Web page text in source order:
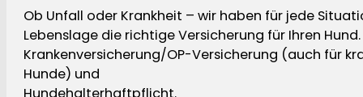
Ob Unfall oder Krankheit – wir haben für jede
Lebenslage die richtige Versicherung für Ihren Hund.
Krankenversicherung/OP-Versicherung (auch für
Hunde) und